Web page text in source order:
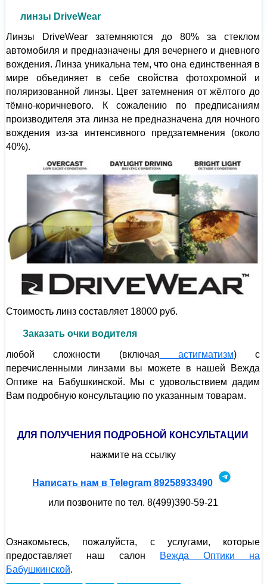
линзы DriveWear
Линзы DriveWear затемняются до 80% за стеклом
автомобиля и предназначены для вечернего и дневного
вождения. Линза уникальна тем, что она единственная в
мире объединяет в себе свойства фотохромной и
поляризованной линзы. Цвет затемнения от жёлтого до
тёмно-коричневого. К сожалению по предписаниям
производителя эта линза не предназначена для ночного
вождения из-за интенсивного предзатемнения (около
40%).
Стоимость линз составляет 18000 руб.
Заказать очки водителя
любой сложности (включая астигматизм) с
перечисленными линзами вы можете в нашей Вежда
Оптике на Бабушкинской. Мы с удовольствием дадим
Вам подробную консультацию по указанным товарам.
ДЛЯ ПОЛУЧЕНИЯ ПОДРОБНОЙ КОНСУЛЬТАЦИИ
нажмите на ссылку
Написать нам в Telegram 89258933490
или позвоните по тел. 8(499)390-59-21
Ознакомьтесь, пожалуйста, с услугами, которые
предоставляет наш салон
Вежда Оптики на
Бабушкинской.